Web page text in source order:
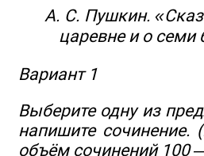
А. С. Пушкин.
царевне и о семи
Вариант 1
Выберите одну из
напишите сочинение.
объём сочинений 100